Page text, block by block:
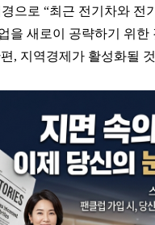
으로 “최근 전기차와 전
을 새로이 공략하기 위한
, 지역경제가 활성화될